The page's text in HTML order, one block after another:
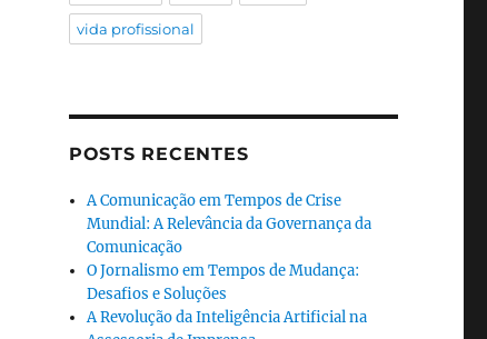
vida profissional
POSTS RECENTES
A Comunicação em Tempos de Crise
Mundial: A Relevância da Governança da
Comunicação
O Jornalismo em Tempos de Mudança:
Desafios e Soluções
A Revolução da Inteligência Artificial na